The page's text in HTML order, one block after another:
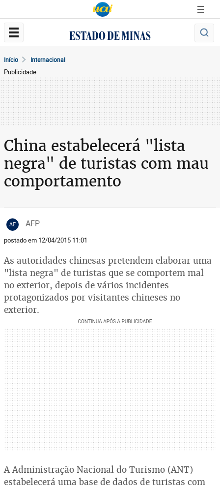
Início Internacional
Publicidade
China estabelecerá "lista
negra" de turistas com mau
comportamento
AF AFP
postado em 12/04/2015 11:01
As autoridades chinesas pretendem elaborar uma
"lista negra" de turistas que se comportem mal
no exterior, depois de vários incidentes
protagonizados por visitantes chineses no
exterior.
A Administração Nacional do Turismo (ANT)
estabelecerá uma base de dados de turistas com